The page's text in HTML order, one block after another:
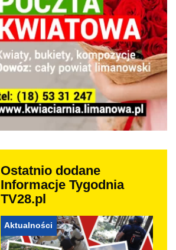
Ostatnio dodane
Informacje Tygodnia
TV28.pl
Aktualności